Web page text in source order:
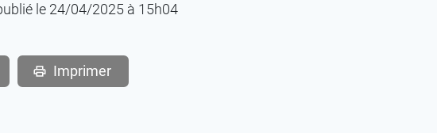
le 24/04/2025 à 15h04
Imprimer